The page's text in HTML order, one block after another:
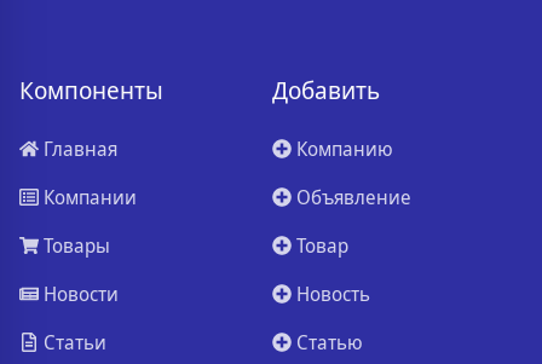
Компоненты
Главная
Компании
Товары
Новости
Статьи
Добавить
Компанию
Объявление
Товар
Новость
Статью